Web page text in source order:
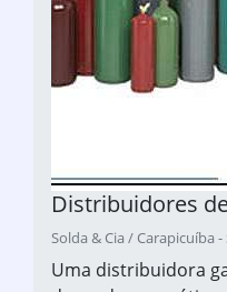
Distribuidores
Solda & Cia / Carapicuíba -
Uma distribuidora